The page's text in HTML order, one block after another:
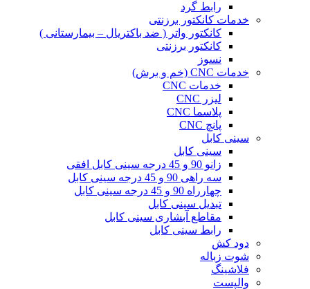
رابط گرد
خدمات کانکتور برزنتی
کانکتور واتر ( ضد باکتریال – بیمارستانی )
کانکتور برزنتی
نسوز
خدمات CNC (خم و برش)
خدمات CNC
لیزر CNC
پلاسما CNC
پانچ CNC
سینی کابل
سینی کابل
زانو 90 و 45 درجه سینی کابل افقی
سه راهی 90 و 45 درجه سینی کابل
چهارراه 90 و 45 درجه سینی کابل
تبدیل سینی کابل
مقاطع آبشاری سینی کابل
رابط سینی کابل
دود کش
شوت زباله
فلاشینگ
والپست